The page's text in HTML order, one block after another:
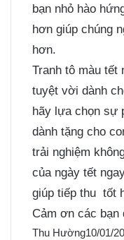
bạn nhỏ hào
hơn giúp chúng
hơn.
Tranh tô màu tết
tuyệt vời dành
hãy lựa chọn sự
dành tặng cho
trải nghiệm
của ngày tết
giúp tiếp thu tốt
Cảm ơn các bạn
Thu Hường10/01/